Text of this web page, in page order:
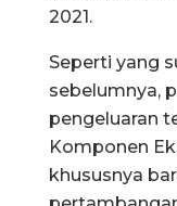
2021.
Seperti yang
sebelumnya,
pengeluaran
Komponen
khususnya